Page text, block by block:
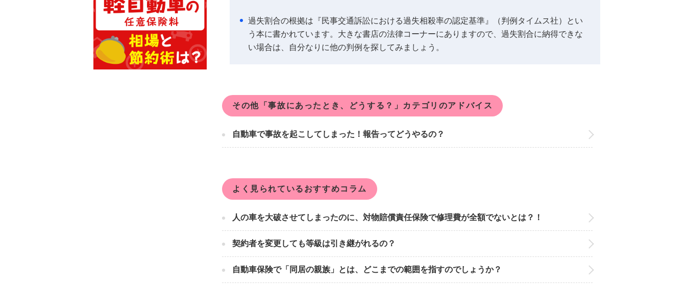
過失割合の根拠は『民事交通訴訟における過失相殺率の認定基準』（判例タイムス社）とい
う本に書かれています。大きな書店の法律コーナーにありますので、過失割合に納得できな
い場合は、自分なりに他の判例を探してみましょう。
その他「事故にあったとき、どうする？」カテゴリのアドバイス
自動車で事故を起こしてしまった！報告ってどうやるの？
よく見られているおすすめコラム
人の車を大破させてしまったのに、対物賠償責任保険で修理費が全額でないとは？！
契約者を変更しても等級は引き継がれるの？
自動車保険で「同居の親族」とは、どこまでの範囲を指すのでしょうか？